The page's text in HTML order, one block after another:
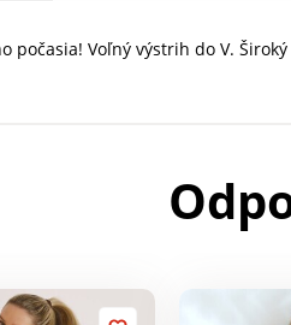
Voľný výstrih do V.